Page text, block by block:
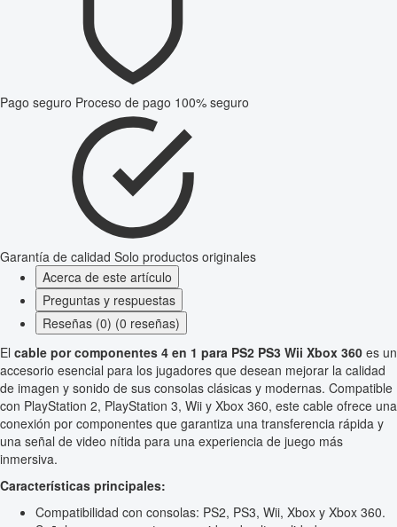
Pago seguro Proceso de pago 100% seguro
Garantía de calidad Solo productos originales
Acerca de este artículo
Preguntas y respuestas
Reseñas (0) (0 reseñas)
El cable por componentes 4 en 1 para PS2 PS3 Wii Xbox 360 es un
accesorio esencial para los jugadores que desean mejorar la calidad
de imagen y sonido de sus consolas clásicas y modernas. Compatible
con PlayStation 2, PlayStation 3, Wii y Xbox 360, este cable ofrece una
conexión por componentes que garantiza una transferencia rápida y
una señal de video nítida para una experiencia de juego más
inmersiva.
Características principales:
Compatibilidad con consolas: PS2, PS3, Wii, Xbox y Xbox 360.